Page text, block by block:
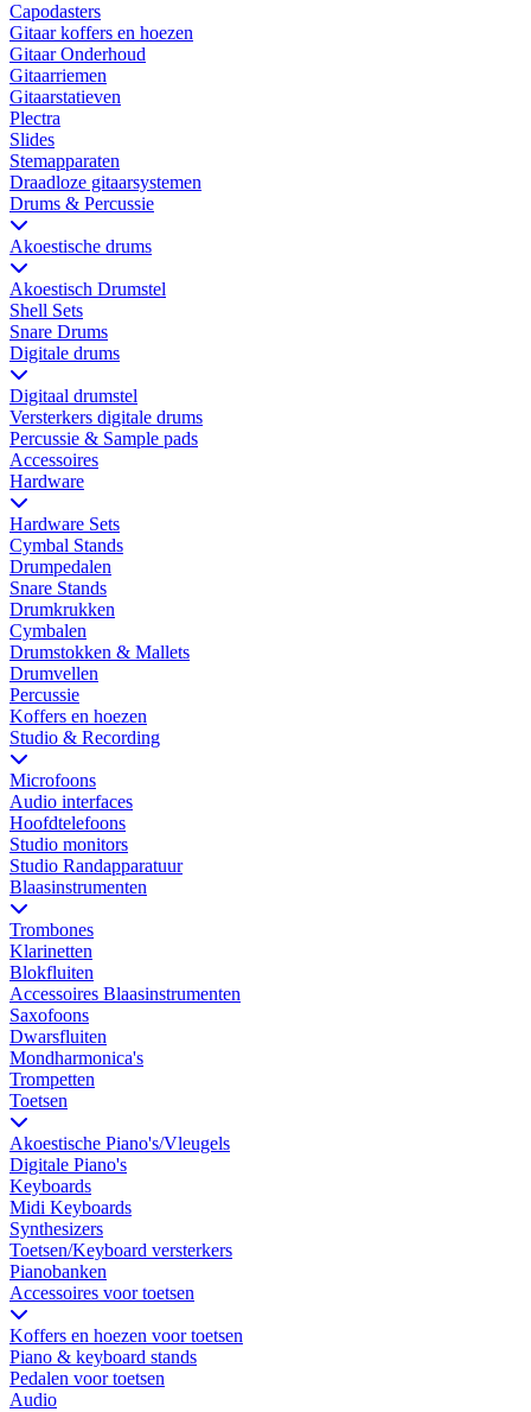
Capodasters
Gitaar koffers en hoezen
Gitaar Onderhoud
Gitaarriemen
Gitaarstatieven
Plectra
Slides
Stemapparaten
Draadloze gitaarsystemen
Drums & Percussie
Akoestische drums
Akoestisch Drumstel
Shell Sets
Snare Drums
Digitale drums
Digitaal drumstel
Versterkers digitale drums
Percussie & Sample pads
Accessoires
Hardware
Hardware Sets
Cymbal Stands
Drumpedalen
Snare Stands
Drumkrukken
Cymbalen
Drumstokken & Mallets
Drumvellen
Percussie
Koffers en hoezen
Studio & Recording
Microfoons
Audio interfaces
Hoofdtelefoons
Studio monitors
Studio Randapparatuur
Blaasinstrumenten
Trombones
Klarinetten
Blokfluiten
Accessoires Blaasinstrumenten
Saxofoons
Dwarsfluiten
Mondharmonica's
Trompetten
Toetsen
Akoestische Piano's/Vleugels
Digitale Piano's
Keyboards
Midi Keyboards
Synthesizers
Toetsen/Keyboard versterkers
Pianobanken
Accessoires voor toetsen
Koffers en hoezen voor toetsen
Piano & keyboard stands
Pedalen voor toetsen
Audio